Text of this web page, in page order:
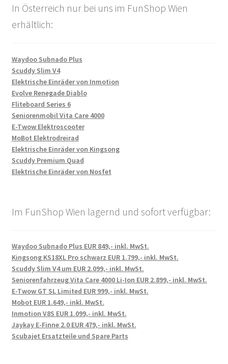
In Österreich nur bei uns im FunShop Wien
erhältlich:
Waydoo Subnado Plus
Scuddy Slim V4
Elektrische Einräder von Inmotion
Evolve Renegade Diablo
Fliteboard Series 6
Seniorenmobil Vita Care 4000
E-Twow Elektroscooter
MoBot Elektrodreirad
Elektrische Einräder von Kingsong
Scuddy Premium Quad
Elektrische Einräder von Nosfet
Im FunShop Wien lagernd und sofort verfügbar:
Waydoo Subnado Plus EUR 849,- inkl. MwSt.
Kingsong KS18XL Pro schwarz EUR 1.799,- inkl. MwSt.
Scuddy Slim V4 um EUR 2.099,- inkl. MwSt.
Seniorenfahrzeug Vita Care 4000 Li-Ion EUR 2.899,- inkl. MwSt.
E-Twow GT SL Limited EUR 999,- inkl. MwSt.
Mobot EUR 1.649,- inkl. MwSt.
Inmotion V8S EUR 1.099,- inkl. MwSt.
Jaykay E-Finne 2.0 EUR 479,- inkl. MwSt.
Scubajet Ersatzteile und Spare Parts